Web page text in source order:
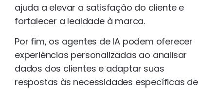
ajuda a elevar a satisfação do cliente e
fortalecer a lealdade à marca.
Por fim, os agentes de IA podem oferecer
experiências personalizadas ao analisar
dados dos clientes e adaptar suas
respostas às necessidades específicas de